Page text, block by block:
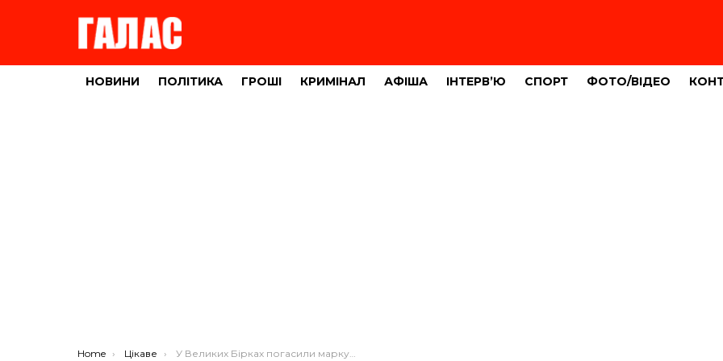
НОВИНИ ПОЛІТИКА ГРОШІ КРИМІНАЛ АФІША ІНТЕРВ’Ю СПОРТ ФОТО/ВІДЕО
You are here:
Home Цікаве У Великих Бірках погасили марку, присвячену Степану Балею (ФОТО)